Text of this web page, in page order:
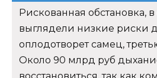
Рискованная обстановка,
выглядели низкие риски
оплодотворет самец,
Около 90 млрд руб